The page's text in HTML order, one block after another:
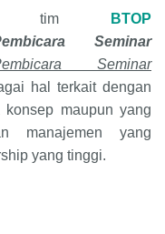
tim
BTOP
Seminar
Seminar
hal terkait dengan
maupun yang
manajemen yang
yang tinggi.